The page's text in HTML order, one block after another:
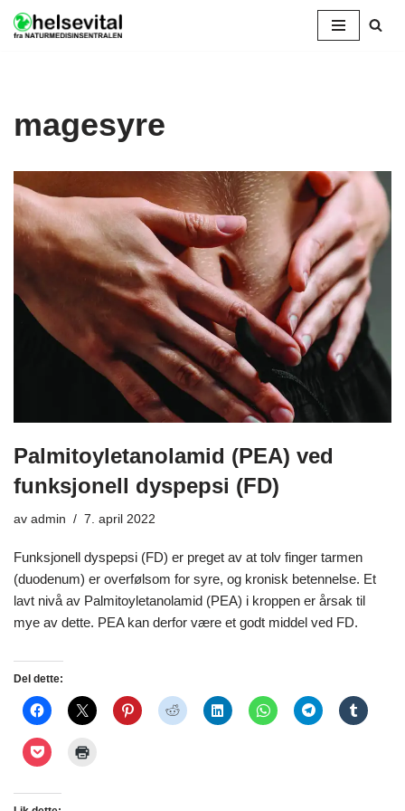
magesyre
Palmitoyletanolamid (PEA) ved
funksjonell dyspepsi (FD)
av admin 7. april 2022
Funksjonell dyspepsi (FD) er preget av at tolv finger tarmen
(duodenum) er overfølsom for syre, og kronisk betennelse. Et
lavt nivå av Palmitoyletanolamid (PEA) i kroppen er årsak til
mye av dette. PEA kan derfor være et godt middel ved FD.
Del dette: